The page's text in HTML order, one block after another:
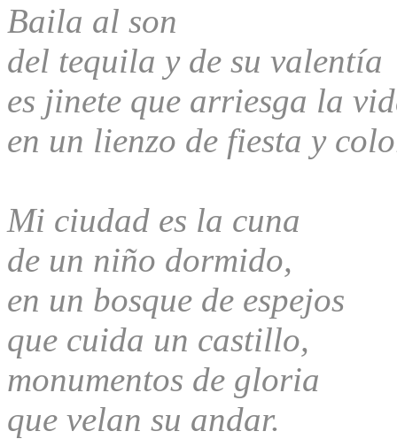
Baila al son
del tequila y de su valentía
es jinete que arriesga la
en un lienzo de fiesta y
Mi ciudad es la cuna
de un niño dormido,
en un bosque de espejos
que cuida un castillo,
monumentos de gloria
que velan su andar.